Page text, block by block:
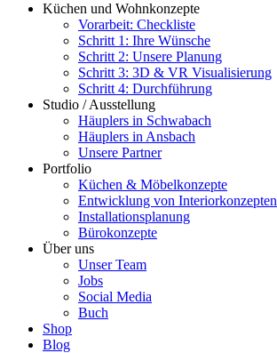
Küchen und Wohnkonzepte
Vorarbeit: Checkliste
Schritt 1: Ihre Wünsche
Schritt 2: Unsere Planung
Schritt 3: 3D & VR Visualisierung
Schritt 4: Durchführung
Studio / Ausstellung
Häuplers in Schwabach
Häuplers in Ansbach
Unsere Partner
Portfolio
Küchen & Möbelkonzepte
Entwicklung von Interiorkonzepten
Installationsplanung
Bürokonzepte
Über uns
Unser Team
Jobs
Social Media
Buch
Shop
Blog